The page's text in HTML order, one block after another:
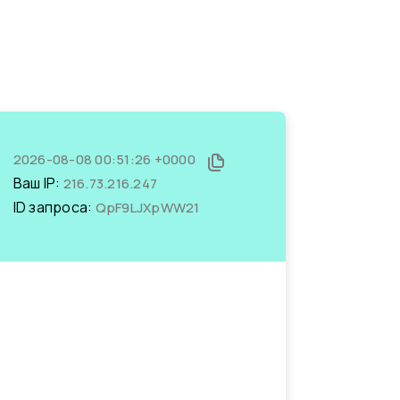
2026-08-08 00:51:26 +0000
Ваш IP: 216.73.216.247
ID запроса: QpF9LJXpWW21